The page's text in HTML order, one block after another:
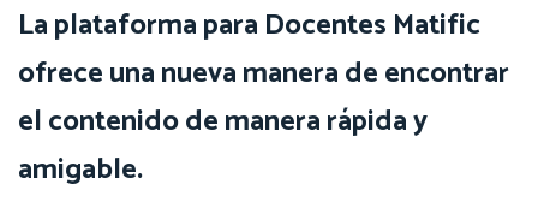
La plataforma para Docentes Matific
ofrece una nueva manera de encontrar
el contenido de manera rápida y
amigable.